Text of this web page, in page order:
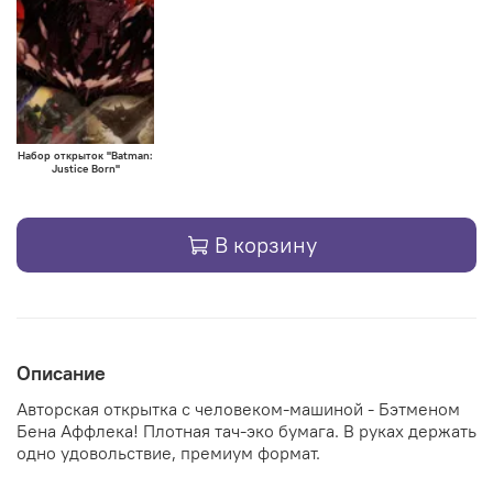
Набор открыток "Batman:
Justice Born"
В корзину
Описание
Авторская открытка с человеком-машиной - Бэтменом
Бена Аффлека! Плотная тач-эко бумага. В руках держать
одно удовольствие, премиум формат.